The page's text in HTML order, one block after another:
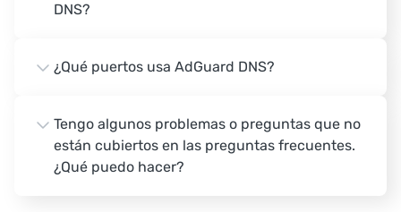
DNS?
¿Qué puertos usa AdGuard DNS?
Tengo algunos problemas o preguntas que no
están cubiertos en las preguntas frecuentes.
¿Qué puedo hacer?